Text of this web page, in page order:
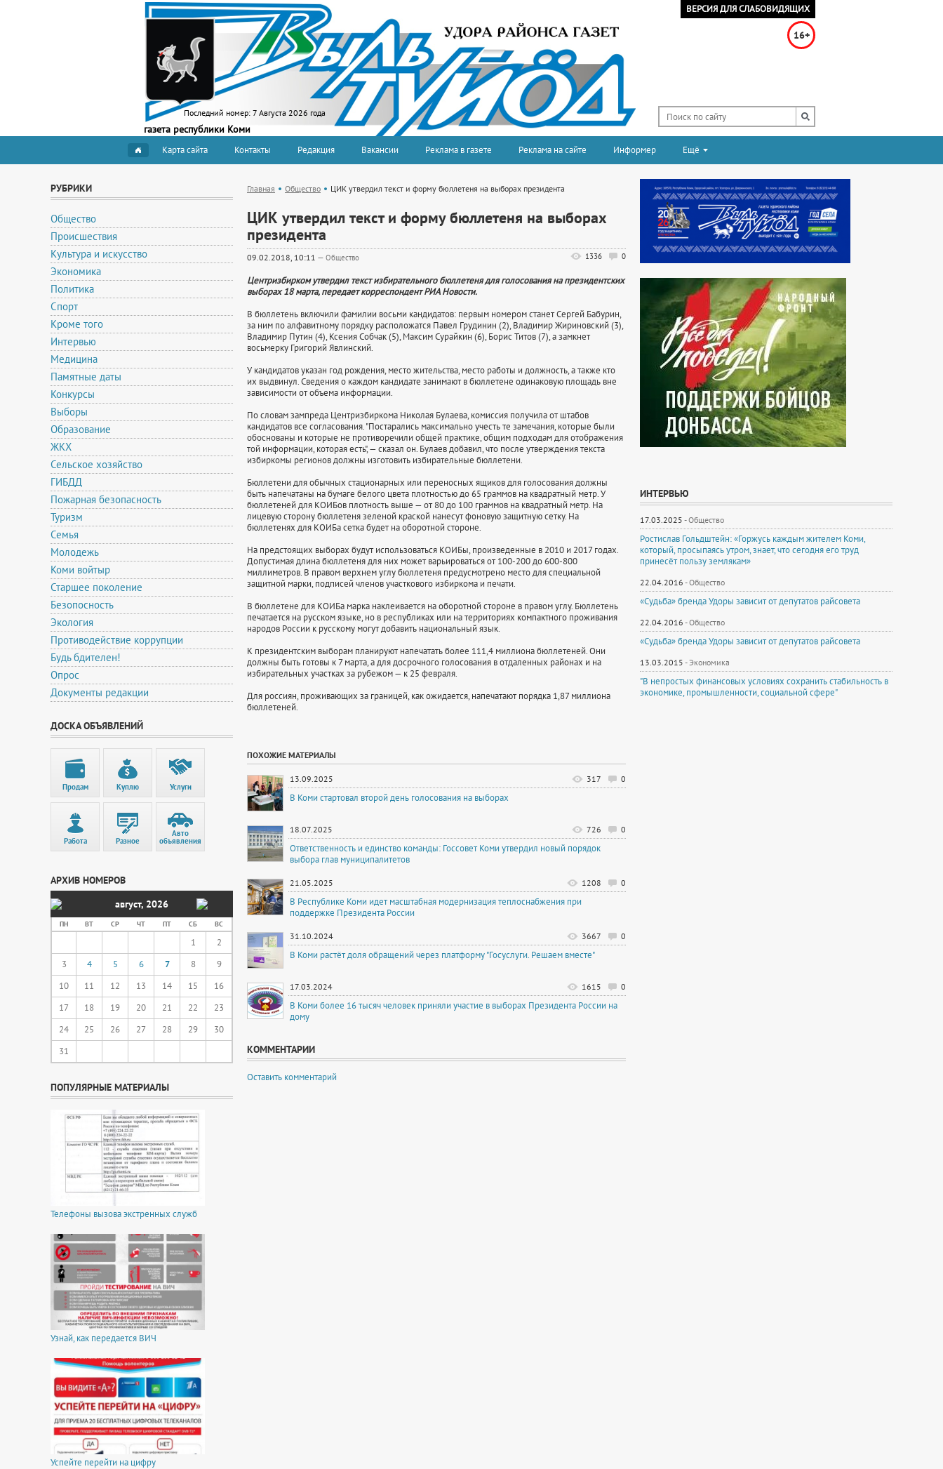
ВЕРСИЯ ДЛЯ СЛАБОВИДЯЩИХ
Последний номер: 7 Августа 2026 года
16+
газета республики Коми
Карта сайта Контакты Редакция Вакансии Реклама в газете Реклама на сайте Информер Ещё
РУБРИКИ
Общество
Происшествия
Культура и искусство
Экономика
Политика
Спорт
Кроме того
Интервью
Медицина
Памятные даты
Конкурсы
Выборы
Образование
ЖКХ
Сельское хозяйство
ГИБДД
Пожарная безопасность
Туризм
Семья
Молодежь
Коми войтыр
Старшее поколение
Безопосность
Экология
Противодействие коррупции
Будь бдителен!
Опрос
Документы редакции
ДОСКА ОБЪЯВЛЕНИЙ
Продам Куплю Услуги
Работа Разное
Авто
объявления
АРХИВ НОМЕРОВ
август, 2026
ПН ВТ СР ЧТ ПТ СБ ВС
1
2
3
4 5 6 7 8
9
10
11 12 13 14 15
16
17
18 19 20 21 22
23
24
25 26 27 28 29
30
31
ПОПУЛЯРНЫЕ МАТЕРИАЛЫ
Телефоны вызова экстренных служб
Узнай, как передается ВИЧ
Успейте перейти на цифру
Главная Общество ЦИК утвердил текст и форму бюллетеня на выборах президента
ЦИК утвердил текст и форму бюллетеня на выборах
президента
0
1336
09.02.2018, 10:11 — Общество
Центризбирком утвердил текст избирательного бюллетеня для голосования на президентских
выборах 18 марта, передает корреспондент РИА Новости.
В бюллетень включили фамилии восьми кандидатов: первым номером станет Сергей Бабурин,
за ним по алфавитному порядку расположатся Павел Грудинин (2), Владимир Жириновский (3),
Владимир Путин (4), Ксения Собчак (5), Максим Сурайкин (6), Борис Титов (7), а замкнет
восьмерку Григорий Явлинский.
У кандидатов указан год рождения, место жительства, место работы и должность, а также кто
их выдвинул. Сведения о каждом кандидате занимают в бюллетене одинаковую площадь вне
зависимости от объема информации.
По словам зампреда Центризбиркома Николая Булаева, комиссия получила от штабов
кандидатов все согласования. "Постарались максимально учесть те замечания, которые были
обоснованы и которые не противоречили общей практике, общим подходам для отображения
той информации, которая есть", — сказал он. Булаев добавил, что после утверждения текста
избиркомы регионов должны изготовить избирательные бюллетени.
Бюллетени для обычных стационарных или переносных ящиков для голосования должны
быть напечатаны на бумаге белого цвета плотностью до 65 граммов на квадратный метр. У
бюллетеней для КОИБов плотность выше — от 80 до 100 граммов на квадратный метр. На
лицевую сторону бюллетеня зеленой краской нанесут фоновую защитную сетку. На
бюллетенях для КОИБа сетка будет на оборотной стороне.
На предстоящих выборах будут использоваться КОИБы, произведенные в 2010 и 2017 годах.
Допустимая длина бюллетеня для них может варьироваться от 100-200 до 600-800
миллиметров. В правом верхнем углу бюллетеня предусмотрено место для специальной
защитной марки, подписей членов участкового избиркома и печати.
В бюллетене для КОИБа марка наклеивается на оборотной стороне в правом углу. Бюллетень
печатается на русском языке, но в республиках или на территориях компактного проживания
народов России к русскому могут добавить национальный язык.
К президентским выборам планируют напечатать более 111,4 миллиона бюллетеней. Они
должны быть готовы к 7 марта, а для досрочного голосования в отдаленных районах и на
избирательных участках за рубежом — к 25 февраля.
Для россиян, проживающих за границей, как ожидается, напечатают порядка 1,87 миллиона
бюллетеней.
ПОХОЖИЕ МАТЕРИАЛЫ
0
317
13.09.2025
В Коми стартовал второй день голосования на выборах
0
726
18.07.2025
Ответственность и единство команды: Госсовет Коми утвердил новый порядок
выбора глав муниципалитетов
0
1208
21.05.2025
В Республике Коми идет масштабная модернизация теплоснабжения при
поддержке Президента России
0
3667
31.10.2024
В Коми растёт доля обращений через платформу "Госуслуги. Решаем вместе"
0
1615
17.03.2024
В Коми более 16 тысяч человек приняли участие в выборах Президента России на
дому
КОММЕНТАРИИ
Оставить комментарий
ИНТЕРВЬЮ
17.03.2025 -Общество
Ростислав Гольдштейн: «Горжусь каждым жителем Коми,
который, просыпаясь утром, знает, что сегодня его труд
принесёт пользу землякам»
22.04.2016 -Общество
«Судьба» бренда Удоры зависит от депутатов райсовета
22.04.2016 -Общество
«Судьба» бренда Удоры зависит от депутатов райсовета
13.03.2015 -Экономика
"В непростых финансовых условиях сохранить стабильность в
экономике, промышленности, социальной сфере"